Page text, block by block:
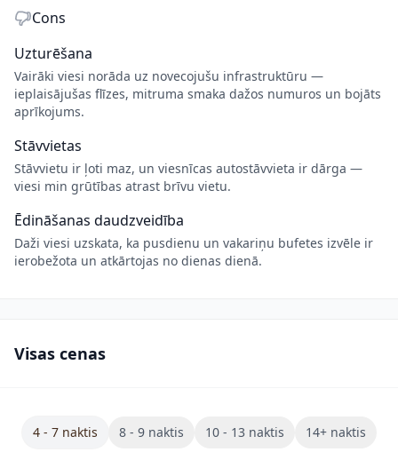
Cons
Uzturēšana
Vairāki viesi norāda uz novecojušu infrastruktūru —
ieplaisājušas flīzes, mitruma smaka dažos numuros un bojāts
aprīkojums.
Stāvvietas
Stāvvietu ir ļoti maz, un viesnīcas autostāvvieta ir dārga —
viesi min grūtības atrast brīvu vietu.
Ēdināšanas daudzveidība
Daži viesi uzskata, ka pusdienu un vakariņu bufetes izvēle ir
ierobežota un atkārtojas no dienas dienā.
Visas cenas
4 - 7 naktis 8 - 9 naktis 10 - 13 naktis 14+ naktis